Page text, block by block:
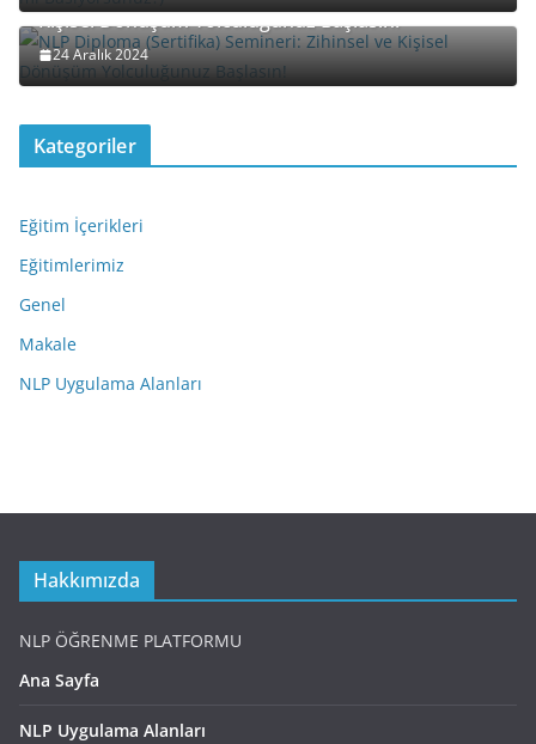
Kişisel Dönüşüm Yolculuğunuz Başlasın!
24 Aralık 2024
Kategoriler
Eğitim İçerikleri
Eğitimlerimiz
Genel
Makale
NLP Uygulama Alanları
Hakkımızda
NLP ÖĞRENME PLATFORMU
Ana Sayfa
NLP Uygulama Alanları